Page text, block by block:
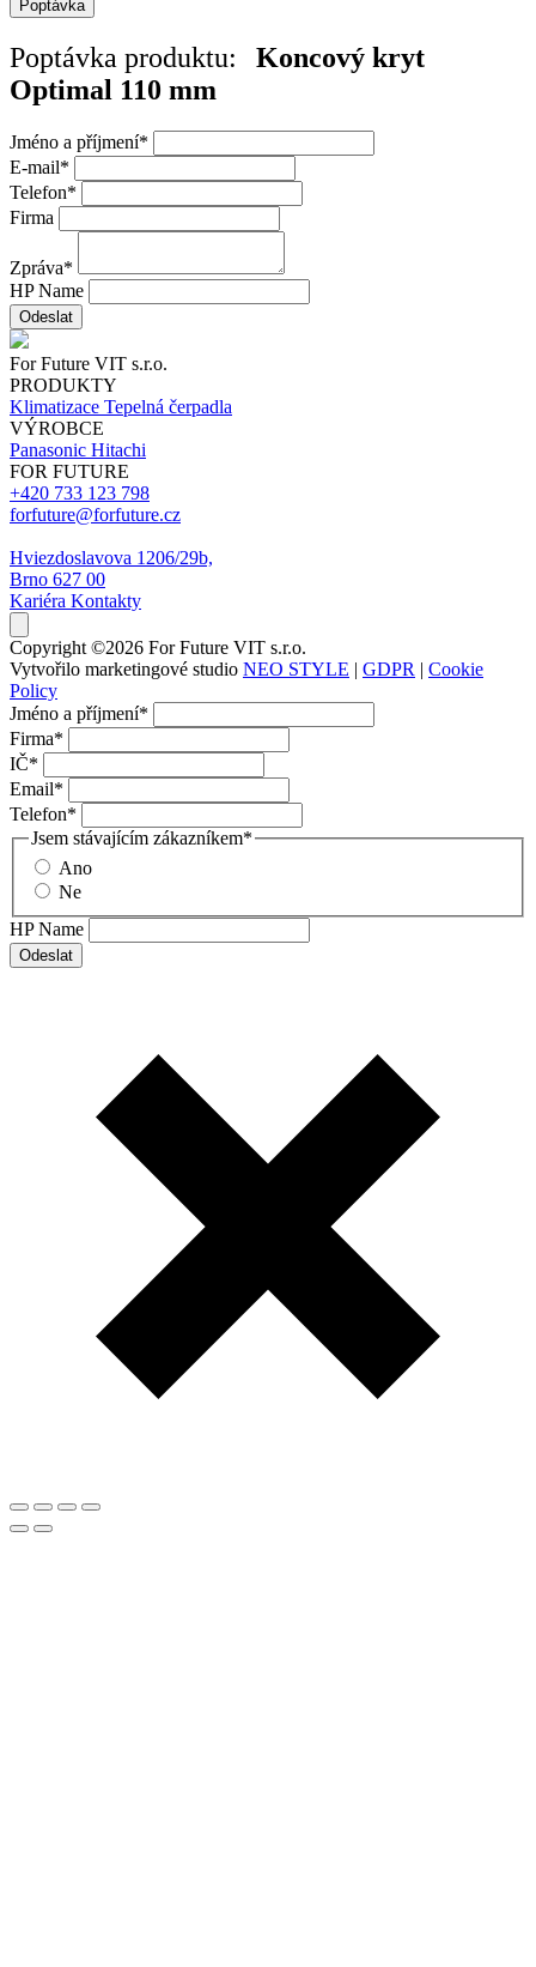
Poptávka
Poptávka produktu:
Koncový kryt
Optimal 110 mm
Jméno a příjmení*
E-mail*
Telefon*
Firma
Zpráva*
HP Name
Odeslat
For Future VIT s.r.o.
PRODUKTY
Klimatizace Tepelná čerpadla
VÝROBCE
Panasonic Hitachi
FOR FUTURE
+420 733 123 798
forfuture@forfuture.cz
Hviezdoslavova 1206/29b,
Brno 627 00
Kariéra Kontakty
Copyright ©2026 For Future VIT s.r.o.
Vytvořilo marketingové studio NEO STYLE | GDPR | Cookie
Policy
Jméno a příjmení*
Firma*
IČ*
Email*
Telefon*
Jsem stávajícím zákazníkem*
Ano
Ne
HP Name
Odeslat